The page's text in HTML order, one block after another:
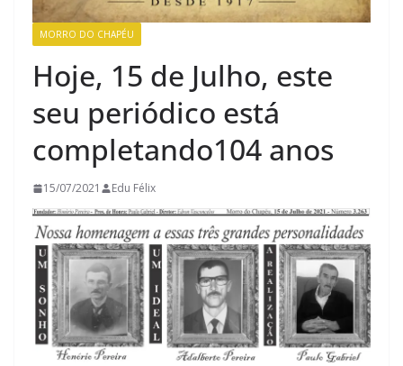
MORRO DO CHAPÉU
Hoje, 15 de Julho, este
seu periódico está
completando104 anos
15/07/2021 Edu Félix